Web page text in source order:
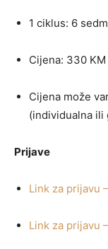
1 ciklus: 6
Cijena: 330
Cijena može
(individualna ili
Prijave
Link za prijavu
Link za prijavu